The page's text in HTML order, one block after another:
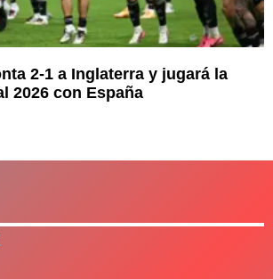
2-1 a Inglaterra y jugará la
2026 con España